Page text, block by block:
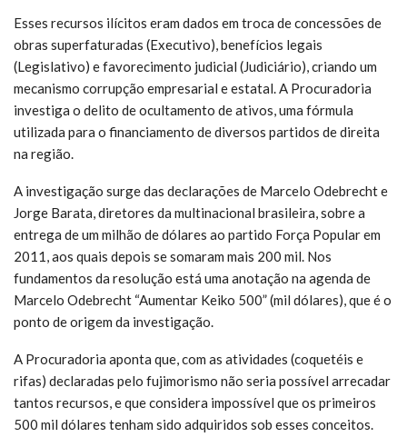
Esses recursos ilícitos eram dados em troca de concessões de
obras superfaturadas (Executivo), benefícios legais
(Legislativo) e favorecimento judicial (Judiciário), criando um
mecanismo corrupção empresarial e estatal. A Procuradoria
investiga o delito de ocultamento de ativos, uma fórmula
utilizada para o financiamento de diversos partidos de direita
na região.
A investigação surge das declarações de Marcelo Odebrecht e
Jorge Barata, diretores da multinacional brasileira, sobre a
entrega de um milhão de dólares ao partido Força Popular em
2011, aos quais depois se somaram mais 200 mil. Nos
fundamentos da resolução está uma anotação na agenda de
Marcelo Odebrecht “Aumentar Keiko 500” (mil dólares), que é o
ponto de origem da investigação.
A Procuradoria aponta que, com as atividades (coquetéis e
rifas) declaradas pelo fujimorismo não seria possível arrecadar
tantos recursos, e que considera impossível que os primeiros
500 mil dólares tenham sido adquiridos sob esses conceitos.